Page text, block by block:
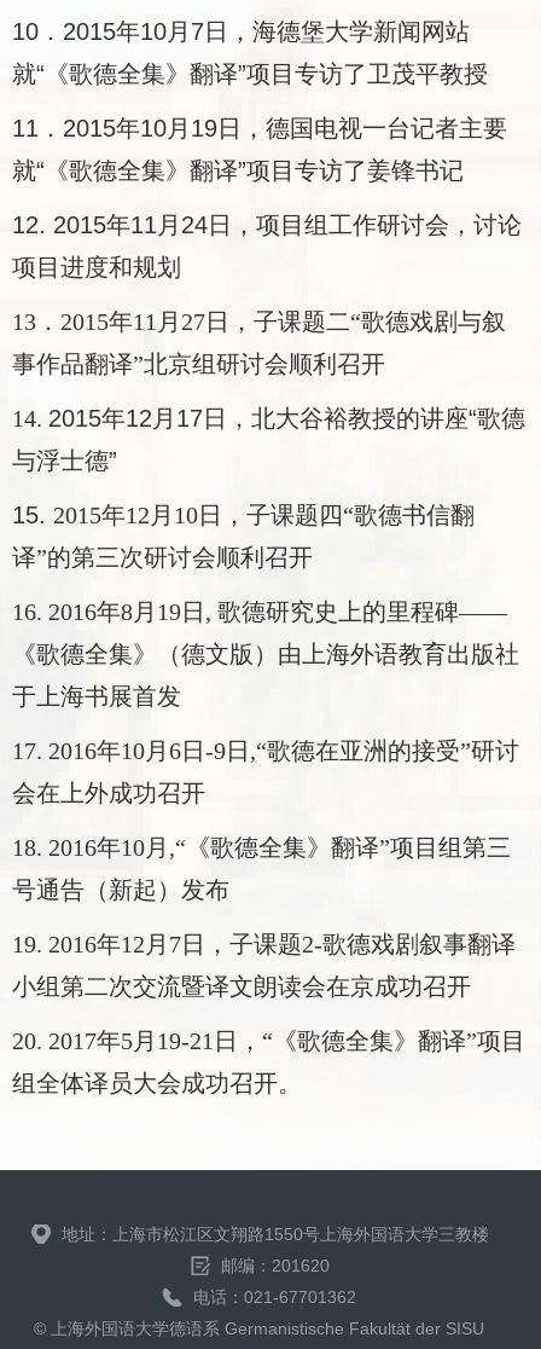
10． 2015年10月 7日，海德堡大学新闻网站
就“《歌德全集》翻译”项目专访了卫茂平教授
11． 2015年10月 19日，德国电视一台记者主要
就“《歌德全集》翻译”项目专访了姜锋书记
12. 2015年11 月 24日，项目组工作研讨会，讨论
项目进度和规划
13 ． 2015年11 月 27日，子课题二“歌德戏剧与叙
事作品翻译”北京组研讨会顺利召开
14. 2015年12月17日，北大谷裕教授的讲座“歌德
与浮士德”
15. 2015年12月10日，子课题四“歌德书信翻
译”的第三次研讨会顺利召开
16. 2016年8月19日, 歌德研究史上的里程碑——
《歌德全集》（德文版）由上海外语教育出版社
于上海书展首发
17. 2016年10月6日-9日,“歌德在亚洲的接受”研讨
会在上外成功召开
18. 2016年10月,“ 《歌德全集》翻译”项目组第三
号通告（新起）发布
19. 2016年12月7日，子课题2-歌德戏剧叙事翻译
小组第二次交流暨译文朗读会在京成功召开
20. 2017年5月19-21日， “ 《歌德全集》翻译”项目
组全体译员大会成功召开。
地址：上海市松江区文翔路1550号上海外国语大学三教楼
邮编：201620
电话：021-67701362
© 上海外国语大学德语系 Germanistische Fakultät der SISU